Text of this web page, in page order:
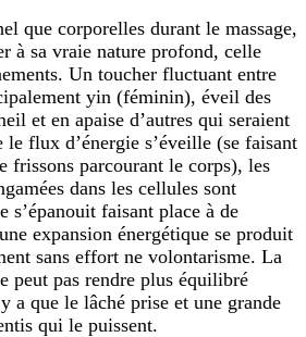
que corporelles durant le massage,
à sa vraie nature profond, celle
Un toucher fluctuant entre
yin (féminin), éveil des
et en apaise d’autres qui seraient
flux d’énergie s’éveille (se faisant
frissons parcourant le corps), les
dans les cellules sont
s’épanouit faisant place à de
expansion énergétique se produit
sans effort ne volontarisme. La
peut pas rendre plus équilibré
a que le lâché prise et une grande
qui le puissent.